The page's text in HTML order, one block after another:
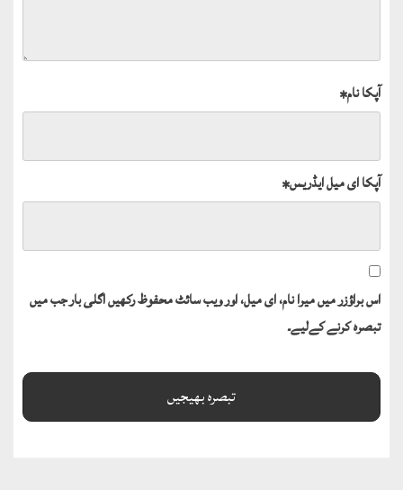
آپکا نام*
آپکا ای میل ایڈریس*
اس براؤزر میں میرا نام، ای میل، اور ویب سائٹ محفوظ رکھیں اگلی بار جب میں
تبصرہ کرنے کےلیے۔